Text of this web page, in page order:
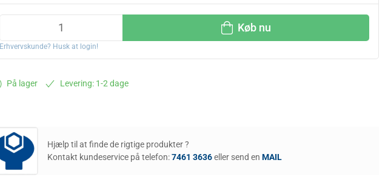
Køb nu
Erhvervskunde? Husk at login!
På lager Levering: 1-2 dage
Hjælp til at finde de rigtige produkter ?
Kontakt kundeservice på telefon:7461 3636eller send en MAIL